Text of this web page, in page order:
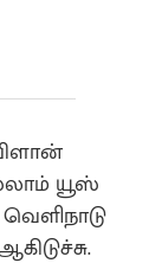
யூஸ்